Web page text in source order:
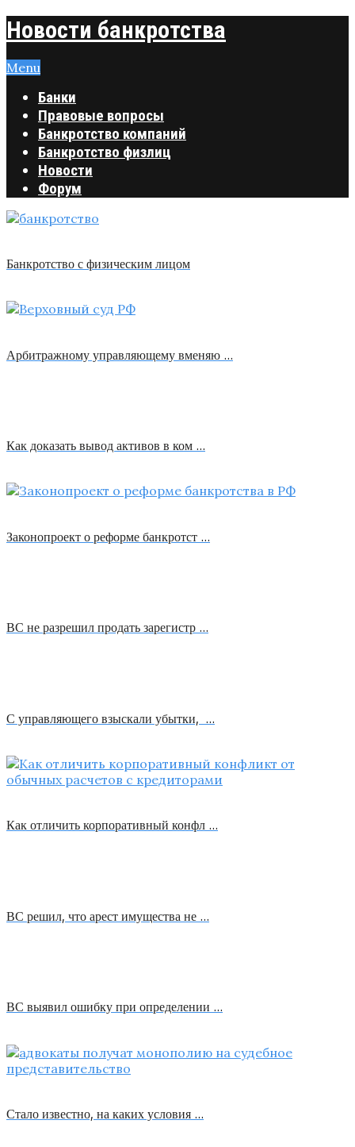
Новости банкротства
Menu
Банки
Правовые вопросы
Банкротство компаний
Банкротство физлиц
Новости
Форум
Банкротство с физическим лицом
Арбитражному управляющему вменяю …
Как доказать вывод активов в ком …
Законопроект о реформе банкротст …
ВС не разрешил продать зарегистр …
С управляющего взыскали убытки, …
Как отличить корпоративный конфл …
ВС решил, что арест имущества не …
ВС выявил ошибку при определении …
Стало известно, на каких условия …